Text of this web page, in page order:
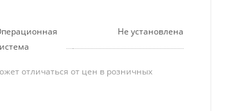
Не установлена
отличаться от цен в розничных